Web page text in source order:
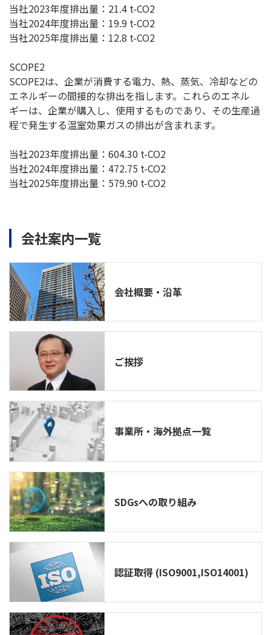
当社2023年度排出量：21.4 t-CO2
当社2024年度排出量：19.9 t-CO2
当社2025年度排出量：12.8 t-CO2
SCOPE2
SCOPE2は、企業が消費する電力、熱、蒸気、冷却などの
エネルギーの間接的な排出を指します。これらのエネル
ギーは、企業が購入し、使用するものであり、その生産過
程で発生する温室効果ガスの排出が含まれます。
当社2023年度排出量：604.30 t-CO2
当社2024年度排出量：472.75 t-CO2
当社2025年度排出量：579.90 t-CO2
会社案内一覧
会社概要・沿革
ご挨拶
事業所・海外拠点一覧
SDGsへの取り組み
認証取得 (ISO9001,ISO14001)